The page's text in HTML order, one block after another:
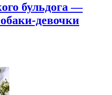
бульдога —
девочки